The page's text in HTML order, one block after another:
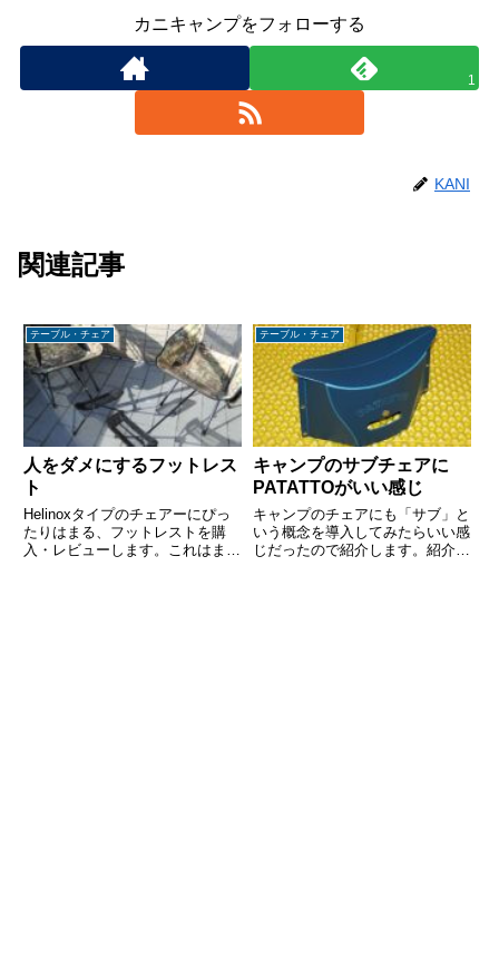
カニキャンプをフォローする
1
KANI
関連記事
テーブル・チェア
人をダメにするフットレス
ト
Helinoxタイプのチェアーにぴっ
たりはまる、フットレストを購
入・レビューします。これはまじ
テーブル・チェア
キャンプのサブチェアに
PATATTOがいい感じ
キャンプのチェアにも「サブ」と
いう概念を導入してみたらいい感
じだったので紹介します。紹介す